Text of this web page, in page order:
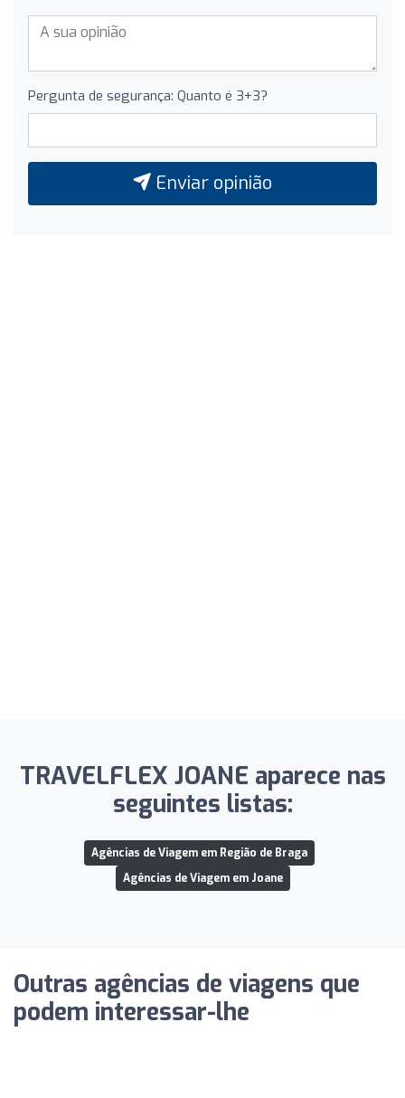
Pergunta de segurança: Quanto é 3+3?
Enviar opinião
TRAVELFLEX JOANE aparece nas
seguintes listas:
Agências de Viagem em Região de Braga
Agências de Viagem em Joane
Outras agências de viagens que
podem interessar-lhe